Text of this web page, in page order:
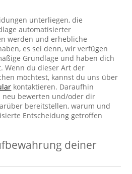
unterliegen, die
automatisierter
werden und erhebliche
es sei denn, wir verfügen
Grundlage und haben dich
Wenn du dieser Art der
möchtest, kannst du uns über
kontaktieren. Daraufhin
bewerten und/oder dir
bereitstellen, warum und
Entscheidung getroffen
deiner